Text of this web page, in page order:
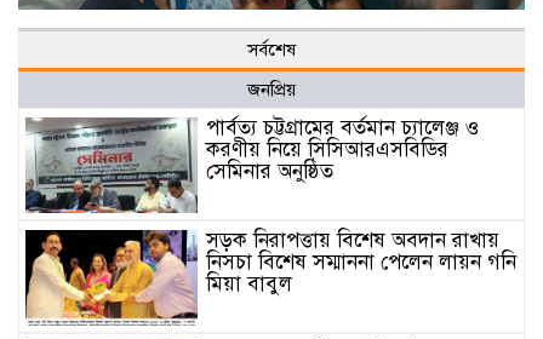
সর্বশেষ
জনপ্রিয়
পার্বত্য চট্টগ্রামের বর্তমান চ্যালেঞ্জ ও
করণীয় নিয়ে সিসিআরএসবিডির
সেমিনার অনুষ্ঠিত
সড়ক নিরাপত্তায় বিশেষ অবদান রাখায়
নিসচা বিশেষ সম্মাননা পেলেন লায়ন গনি
মিয়া বাবুল